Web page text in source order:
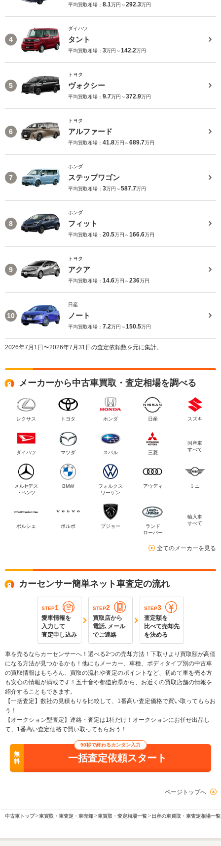
平均買取相場： 8.1万円～292.3万円
4
ダイハツ
タント
平均買取相場： 3万円～142.2万円
5
トヨタ
ヴォクシー
平均買取相場： 9.7万円～372.9万円
6
トヨタ
アルファード
平均買取相場： 41.8万円～689.7万円
7
ホンダ
ステップワゴン
平均買取相場： 3万円～587.7万円
8
ホンダ
フィット
平均買取相場： 20.5万円～166.6万円
9
トヨタ
アクア
平均買取相場： 14.6万円～236万円
10
日産
ノート
平均買取相場： 7.2万円～150.5万円
2026年7月1日〜2026年7月31日の査定依頼数を元に集計。
メーカーから中古車買取・査定相場を調べる
レクサス トヨタ ホンダ 日産 スズキ
ダイハツ マツダ スバル 三菱
国産車
すべて
メルセデス
・ベンツ
BMW
フォルクス
ワーゲン
アウディ ミニ
ポルシェ ボルボ プジョー
ランド
ローバー
輸入車
すべて
全てのメーカーを見る
カーセンサー簡単ネット車査定の流れ
STEP1
愛車情報を
入力して
査定申し込み
STEP2
買取店から
電話､メール
でご連絡
STEP3
査定額を
比べて売却先
を決める
車を売るならカーセンサーへ！選べる2つの売却方法！下取りより買取額が高価
になる方法が見つかるかも！他にもメーカー、車種、ボディタイプ別の中古車
の買取情報はもちろん、買取の流れや査定のポイントなど、初めて車を売る方
も安心の情報が満載です！五十音や都道府県から、お近くの買取店舗の情報を
紹介することもできます。
【一括査定】数社の見積もりを比較して、1番高い査定価格で買い取ってもらお
う！
【オークション型査定】連絡・査定は1社だけ！オークションにお任せ出品し
て、1番高い査定価格で買い取ってもらおう！
無
料
90秒で終わるカンタン入力
一括査定依頼スタート
ページトップへ
中古車トップ 車買取・車査定・車売却 車買取・査定相場一覧 日産の車買取・車査定相場一覧